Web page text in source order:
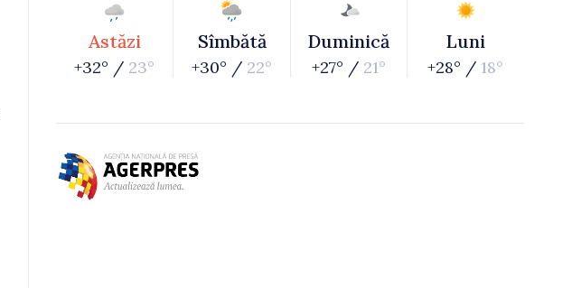
Astăzi
+32° / 23°
Sîmbătă
+30° / 22°
Duminică
+27° / 21°
Luni
+28° / 18°